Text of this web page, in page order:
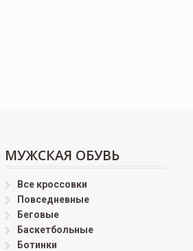
МУЖСКАЯ ОБУВЬ
Все кроссовки
Повседневные
Беговые
Баскетбольные
Ботинки